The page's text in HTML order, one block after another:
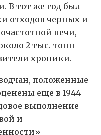
В тот же год был
отходов черных и
печи,
2 тыс. тонн
хроники.
положенные
еще в 1944
выполнение
и